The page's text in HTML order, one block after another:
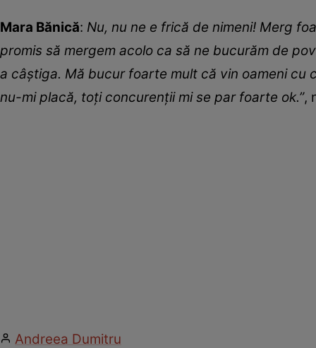
Mara Bănică: Nu, nu ne e frică de nimeni! Merg
promis să mergem acolo ca să ne bucurăm de
a câștiga. Mă bucur foarte mult că vin oameni cu
nu-mi placă, toți concurenții mi se par foarte ok.”,
Andreea Dumitru